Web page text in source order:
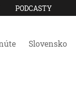
PODCASTY
Slovensko